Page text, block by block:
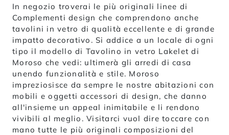
In negozio troverai le più originali linee di
Complementi design che comprendono anche
tavolini in vetro di qualità eccellente e di grande
impatto decorativo. Si addice a un locale di ogni
tipo il modello di Tavolino in vetro Lakelet di
Moroso che vedi: ultimerà gli arredi di casa
unendo funzionalità e stile. Moroso
impreziosisce da sempre le nostre abitazioni con
mobili e oggetti accessori di design, che danno
all'insieme un appeal inimitabile e li rendono
vivibili al meglio. Visitarci vuol dire toccare con
mano tutte le più originali composizioni del